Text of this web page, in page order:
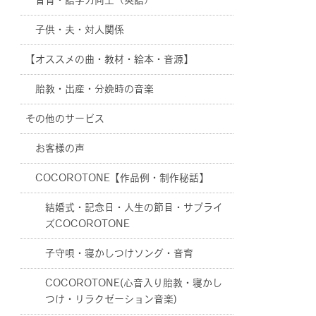
子供・夫・対人関係
【オススメの曲・教材・絵本・音源】
胎教・出産・分娩時の音楽
その他のサービス
お客様の声
COCOROTONE【作品例・制作秘話】
結婚式・記念日・人生の節目・サプライ
ズCOCOROTONE
子守唄・寝かしつけソング・音育
COCOROTONE(心音入り胎教・寝かし
つけ・リラクゼーション音楽)